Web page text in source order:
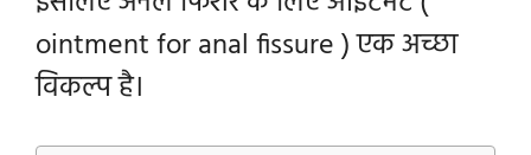
ointment for anal fissure ) एक अच्छा
विकल्प है।